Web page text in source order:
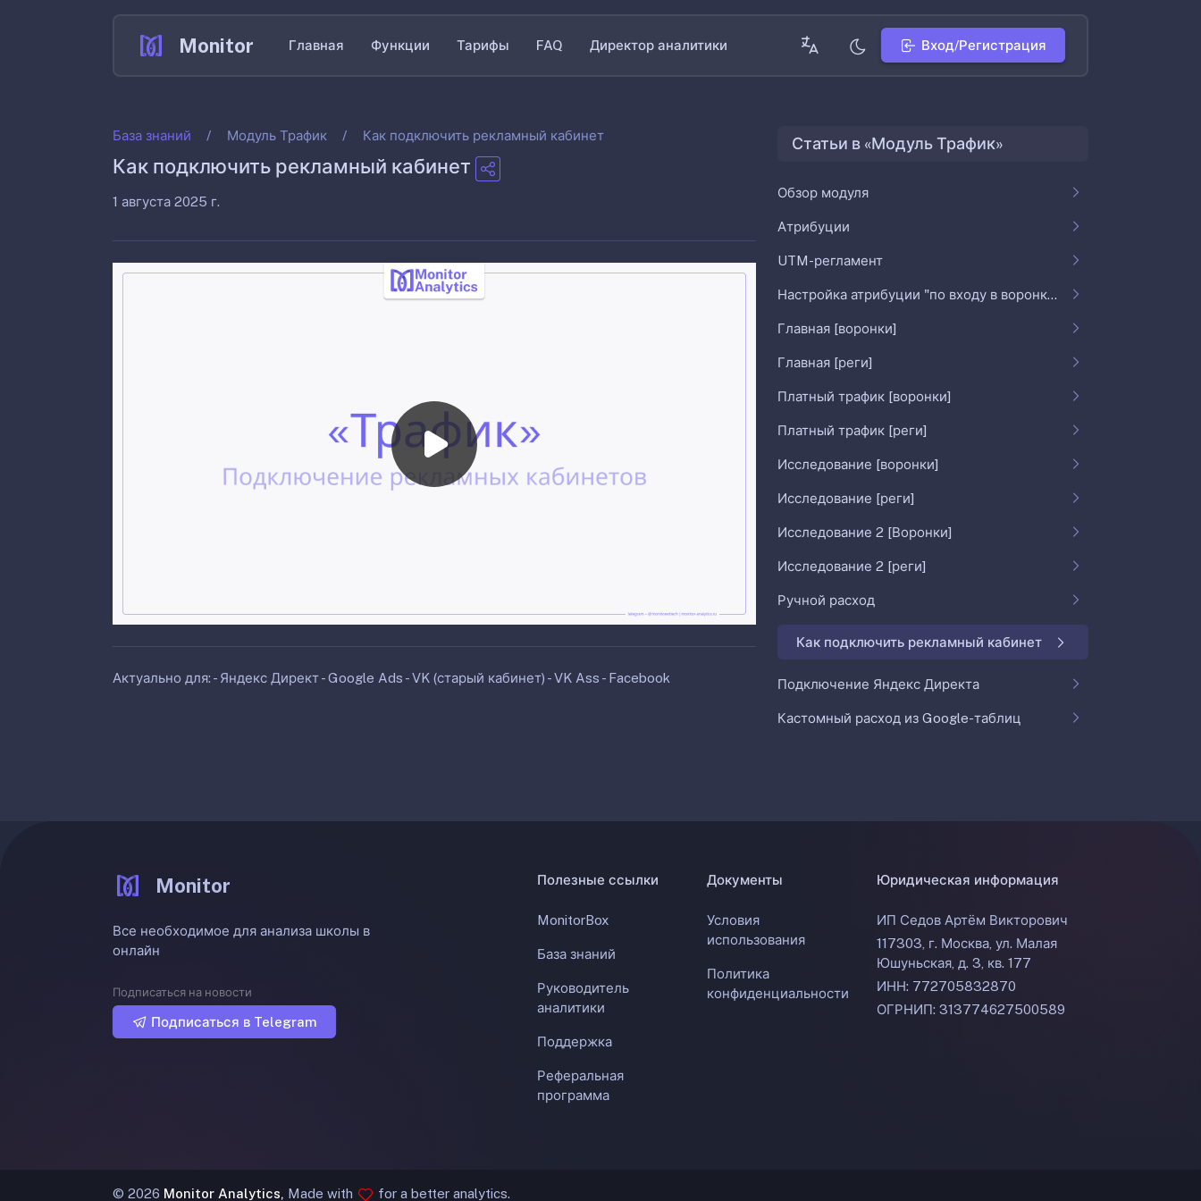
Monitor Главная Функции Тарифы FAQ Директор аналитики Вход/Регистрация
База знаний Модуль Трафик Как подключить рекламный кабинет
Как подключить рекламный кабинет
1 августа 2025 г.
Актуально для: - Яндекс Директ - Google Ads - VK (старый кабинет) - VK Ass - Facebook
Статьи в «Модуль Трафик»
Обзор модуля
Атрибуции
UTM-регламент
Настройка атрибуции "по входу в воронку""
Главная [воронки]
Главная [реги]
Платный трафик [воронки]
Платный трафик [реги]
Исследование [воронки]
Исследование [реги]
Исследование 2 [Воронки]
Исследование 2 [реги]
Ручной расход
Как подключить рекламный кабинет
Подключение Яндекс Директа
Кастомный расход из Google-таблиц
Monitor
Все необходимое для анализа школы в
онлайн
Подписаться на новости
Подписаться в Telegram
Полезные ссылки
MonitorBox
База знаний
Руководитель
аналитики
Поддержка
Реферальная
программа
Документы
Условия
использования
Политика
конфиденциальности
Юридическая информация
ИП Седов Артём Викторович
117303, г. Москва, ул. Малая
Юшуньская, д. 3, кв. 177
ИНН: 772705832870
ОГРНИП: 313774627500589
© 2026 Monitor Analytics, Made with for a better analytics.